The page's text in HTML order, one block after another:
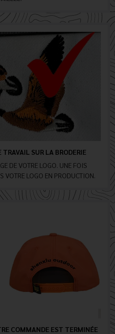
SUR LA BRODERIE
DE VOTRE LOGO. UNE FOIS
VOTRE LOGO EN PRODUCTION.
COMMANDE EST TERMINÉE